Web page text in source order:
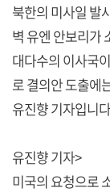
북한의 미사일 발
벽 유엔 안보리가
대다수의 이사국
로 결의안 도출에
유진향 기자입니
유진향 기자>
미국의 요청으로